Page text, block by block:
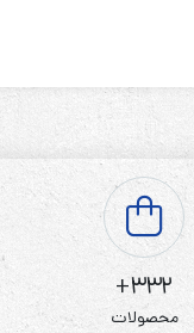
332+
محصولات